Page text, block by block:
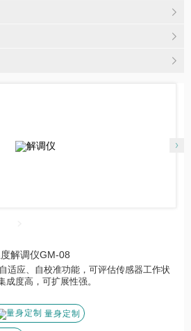
解调仪GM-08
适应、自校准功能，可评估传感器工作状
度高，可扩展性强。
量身定制